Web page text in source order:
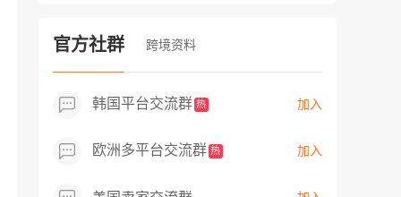
取机会，卖家成功上架市场热卖而平台稀
缺产品，拓展了西班牙新商机！
官方社群 跨境资料
韩国平台交流群 热 加入
欧洲多平台交流群 热 加入